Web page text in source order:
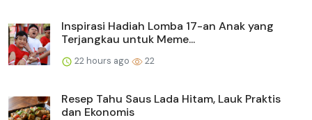
Inspirasi Hadiah Lomba 17-an Anak yang
Terjangkau untuk Meme...
22 hours ago 22
Resep Tahu Saus Lada Hitam, Lauk Praktis
dan Ekonomis